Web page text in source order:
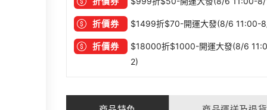
折價券 $1499折$70-開運大發(8/6 11:00-
折價券
$18000折$1000-開運大發(8/6
2)